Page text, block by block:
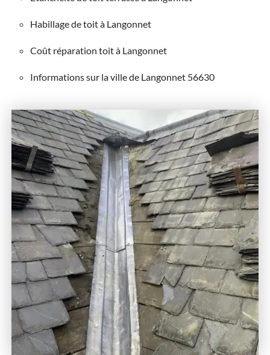
Habillage de toit à Langonnet
Coût réparation toit à Langonnet
Informations sur la ville de Langonnet 56630